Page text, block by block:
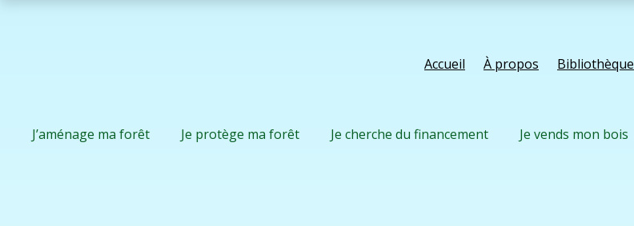
Accueil À propos Bibliothèque
J’aménage ma forêt Je protège ma forêt Je cherche du financement Je vends mon bois